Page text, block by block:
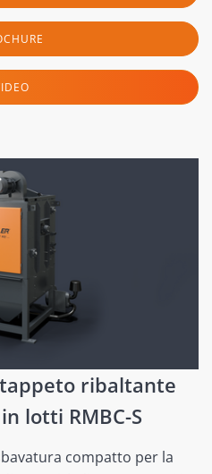
ribaltante
lotti RMBC-S
compatto per la